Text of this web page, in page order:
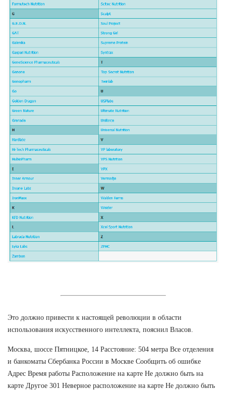
Это должно привести к настоящей революции в области
использования искусственного интеллекта, пояснил Власов.
Москва, шоссе Пятницкое, 14 Расстояние: 504 метра Все отделения
и банкоматы Сбербанка России в Москве Сообщить об ошибке
Адрес Время работы Расположение на карте Не должно быть на
карте Другое 301 Неверное расположение на карте Не должно быть